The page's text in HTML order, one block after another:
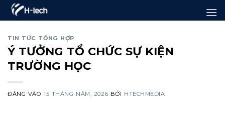
qua
nội
dung
TIN TỨC TỔNG HỢP
Ý TƯỞNG TỔ CHỨC SỰ KIỆN
TRƯỜNG HỌC
ĐĂNG VÀO15 THÁNG NĂM, 2026 BỞI HTECHMEDIA